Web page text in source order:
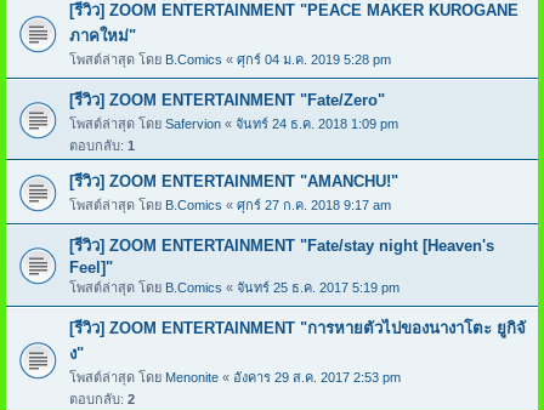
[รีวิว] ZOOM ENTERTAINMENT "PEACE MAKER KUROGANE
ภาคใหม่"
โพสต์ล่าสุด โดย B.Comics « ศุกร์ 04 ม.ค. 2019 5:28 pm
[รีวิว] ZOOM ENTERTAINMENT "Fate/Zero"
โพสต์ล่าสุด โดย Safervion « จันทร์ 24 ธ.ค. 2018 1:09 pm
ตอบกลับ: 1
[รีวิว] ZOOM ENTERTAINMENT "AMANCHU!"
โพสต์ล่าสุด โดย B.Comics « ศุกร์ 27 ก.ค. 2018 9:17 am
[รีวิว] ZOOM ENTERTAINMENT "Fate/stay night [Heaven's
Feel]"
โพสต์ล่าสุด โดย B.Comics « จันทร์ 25 ธ.ค. 2017 5:19 pm
[รีวิว] ZOOM ENTERTAINMENT "การหายตัวไปของนางาโตะ ยูกิจั
ง"
โพสต์ล่าสุด โดย Menonite « อังคาร 29 ส.ค. 2017 2:53 pm
ตอบกลับ: 2